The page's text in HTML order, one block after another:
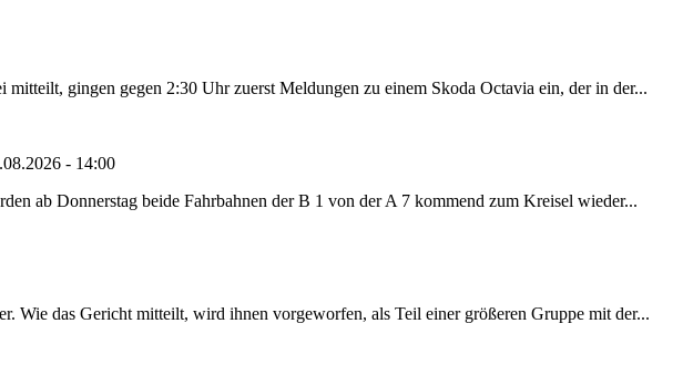
gingen gegen 2:30 Uhr zuerst Meldungen zu einem Skoda Octavia ein, der in der...
- 14:00
ab Donnerstag beide Fahrbahnen der B 1 von der A 7 kommend zum Kreisel wieder...
Wie das Gericht mitteilt, wird ihnen vorgeworfen, als Teil einer größeren Gruppe mit der...